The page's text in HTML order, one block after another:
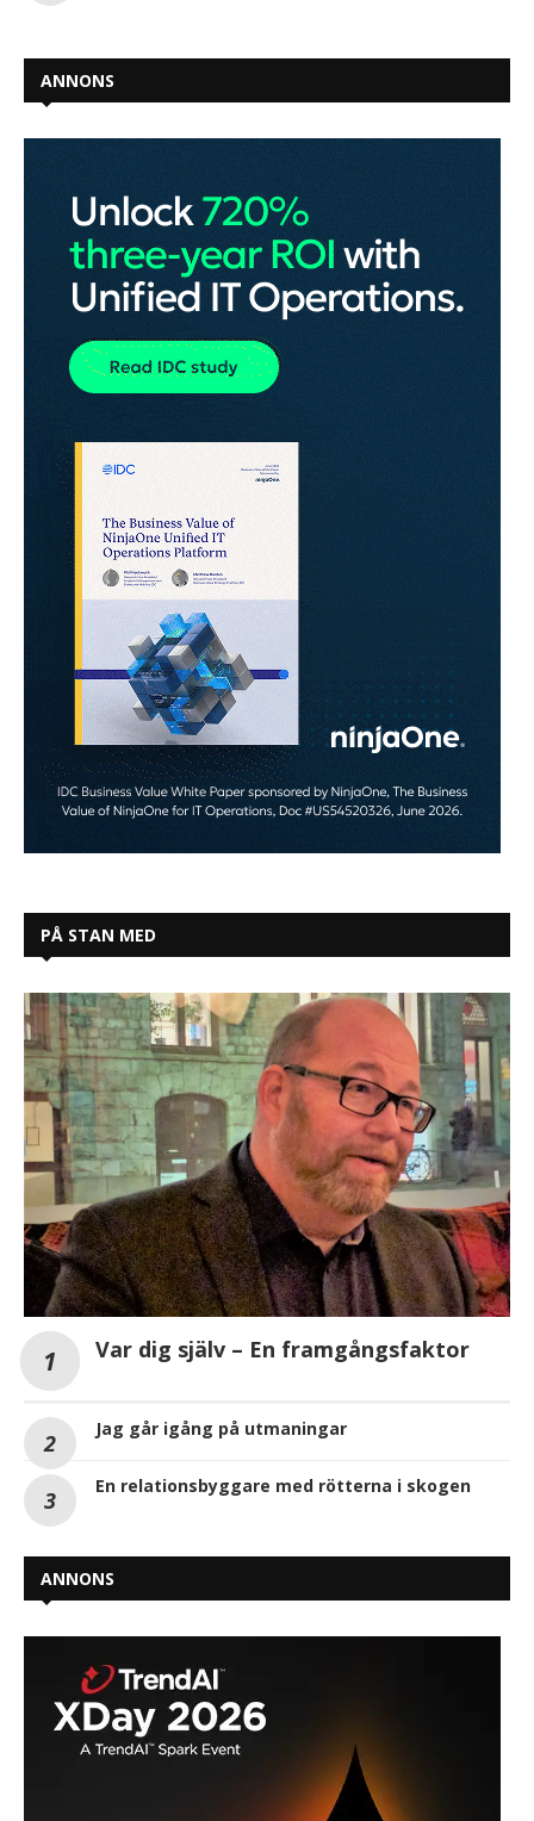
ANNONS
PÅ STAN MED
Var dig själv – En framgångsfaktor
Jag går igång på utmaningar
En relationsbyggare med rötterna i skogen
ANNONS